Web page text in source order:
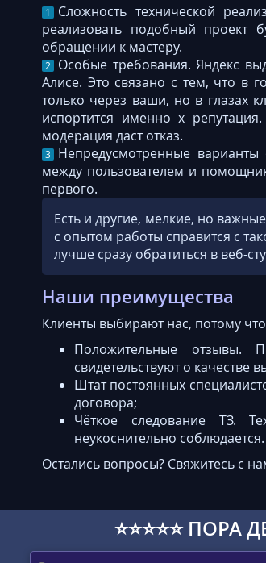
Сложность технической
реализовать подобный
обращении к мастеру.
Особые требования. Яндекс
Алисе. Это связано с тем, что в
только через ваши, но в глазах
испортится именно х
модерация даст отказ.
Непредусмотренные
между пользователем и
первого.
Есть и другие, мелкие, но
с опытом работы справится с
лучше сразу обратиться в веб-
Наши преимущества
Клиенты выбирают нас, потому
Положительные отзывы.
свидетельствуют о качестве
Штат постоянных
договора;
Чёткое следование ТЗ.
неукоснительно соблюдается.
Остались вопросы? Свяжитесь с
⭐⭐⭐⭐⭐